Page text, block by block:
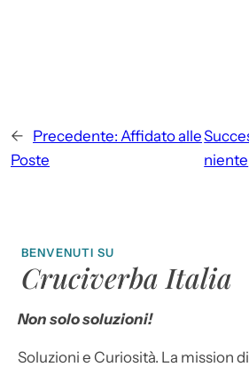
← Precedente: Affidato alle
Poste
niente
BENVENUTI SU
Cruciverba Italia
Non solo soluzioni!
Soluzioni e Curiosità. La mission